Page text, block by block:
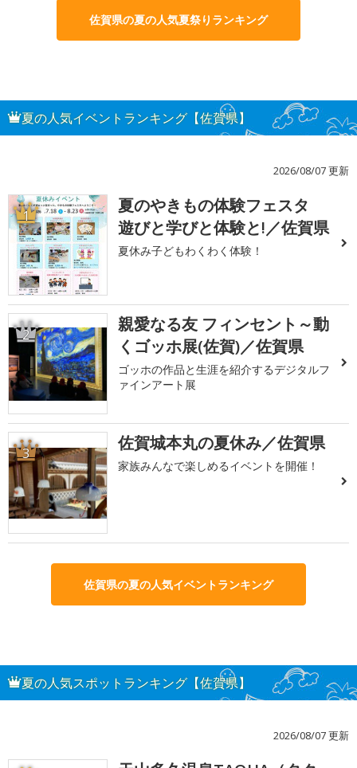
佐賀県の夏の人気夏祭りランキング
夏の人気イベントランキング【佐賀県】
2026/08/07 更新
1
夏のやきもの体験フェスタ
遊びと学びと体験と!／佐賀県
夏休み子どもわくわく体験！
2
親愛なる友 フィンセント～動
くゴッホ展(佐賀)／佐賀県
ゴッホの作品と生涯を紹介するデジタルフ
ァインアート展
3 佐賀城本丸の夏休み／佐賀県
家族みんなで楽しめるイベントを開催！
佐賀県の夏の人気イベントランキング
夏の人気スポットランキング【佐賀県】
2026/08/07 更新